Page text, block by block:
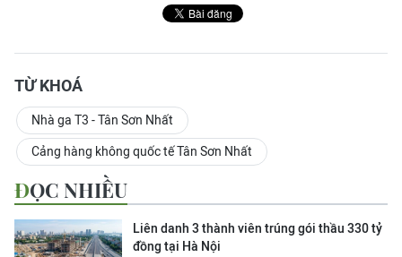
TỪ KHOÁ
Nhà ga T3 - Tân Sơn Nhất
Cảng hàng không quốc tế Tân Sơn Nhất
ĐỌC NHIỀU
Liên danh 3 thành viên trúng gói thầu 330 tỷ
đồng tại Hà Nội